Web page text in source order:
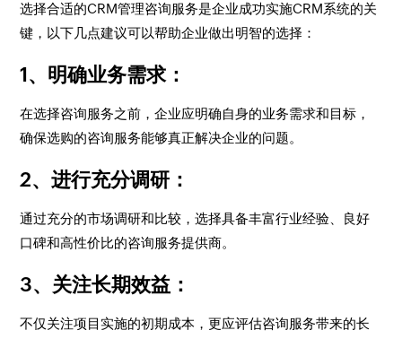
选择合适的CRM管理咨询服务是企业成功实施CRM系统的关
键，以下几点建议可以帮助企业做出明智的选择：
1、明确业务需求：
在选择咨询服务之前，企业应明确自身的业务需求和目标，
确保选购的咨询服务能够真正解决企业的问题。
2、进行充分调研 ：
通过充分的市场调研和比较，选择具备丰富行业经验、良好
口碑和高性价比的咨询服务提供商。
3、关注长期效益 ：
不仅关注项目实施的初期成本，更应评估咨询服务带来的长